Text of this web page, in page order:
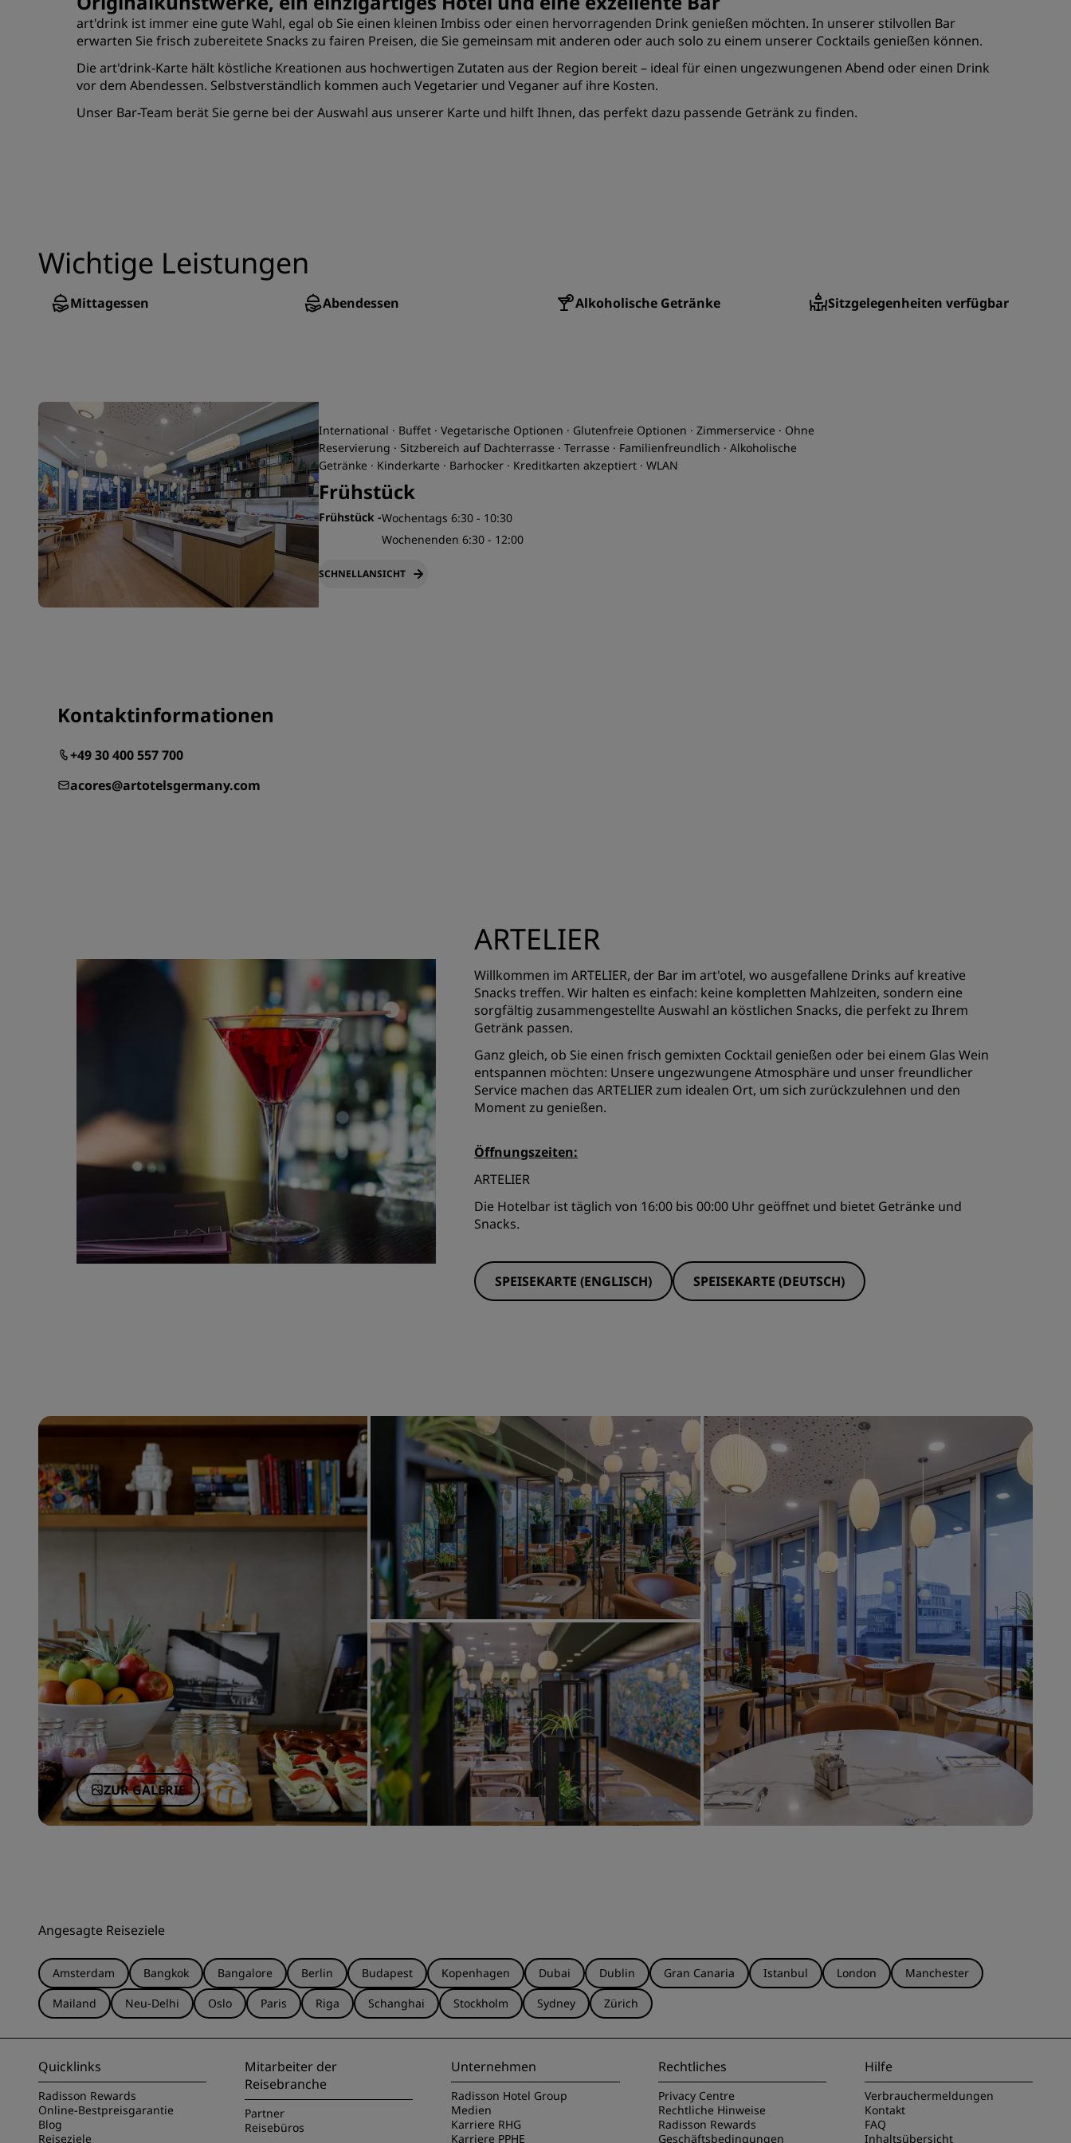
art'drink ist immer eine gute Wahl, egal ob Sie einen kleinen Imbiss oder einen hervorragenden Drink genießen möchten. In unserer stilvollen Bar
erwarten Sie frisch zubereitete Snacks zu fairen Preisen, die Sie gemeinsam mit anderen oder auch solo zu einem unserer Cocktails genießen können.
Die art'drink-Karte hält köstliche Kreationen aus hochwertigen Zutaten aus der Region bereit – ideal für einen ungezwungenen Abend oder einen Drink
vor dem Abendessen. Selbstverständlich kommen auch Vegetarier und Veganer auf ihre Kosten.
Unser Bar-Team berät Sie gerne bei der Auswahl aus unserer Karte und hilft Ihnen, das perfekt dazu passende Getränk zu finden.
Wichtige Leistungen
Mittagessen Abendessen Alkoholische Getränke Sitzgelegenheiten verfügbar
International · Buffet · Vegetarische Optionen · Glutenfreie Optionen · Zimmerservice · Ohne
Reservierung · Sitzbereich auf Dachterrasse · Terrasse · Familienfreundlich · Alkoholische
Getränke · Kinderkarte · Barhocker · Kreditkarten akzeptiert · WLAN
Frühstück
Frühstück -Wochentags 6:30 - 10:30
Wochenenden 6:30 - 12:00
SCHNELLANSICHT
Kontaktinformationen
+49 30 400 557 700
acores@artotelsgermany.com
ARTELIER
Willkommen im ARTELIER, der Bar im art'otel, wo ausgefallene Drinks auf kreative
Snacks treffen. Wir halten es einfach: keine kompletten Mahlzeiten, sondern eine
sorgfältig zusammengestellte Auswahl an köstlichen Snacks, die perfekt zu Ihrem
Getränk passen.
Ganz gleich, ob Sie einen frisch gemixten Cocktail genießen oder bei einem Glas Wein
entspannen möchten: Unsere ungezwungene Atmosphäre und unser freundlicher
Service machen das ARTELIER zum idealen Ort, um sich zurückzulehnen und den
Moment zu genießen.
Öffnungszeiten:
ARTELIER
Die Hotelbar ist täglich von 16:00 bis 00:00 Uhr geöffnet und bietet Getränke und
Snacks.
SPEISEKARTE (ENGLISCH) SPEISEKARTE (DEUTSCH)
ZUR GALERIE
Angesagte Reiseziele
Amsterdam Bangkok Bangalore Berlin Budapest Kopenhagen Dubai Dublin Gran Canaria Istanbul London
Manchester
Mailand
Neu-Delhi Oslo Paris Riga Schanghai Stockholm Sydney Zürich
Quicklinks
Radisson Rewards
Online-Bestpreisgarantie
Blog
Reiseziele
Mitarbeiter der
Reisebranche
Partner
Reisebüros
Unternehmen
Radisson Hotel Group
Medien
Karriere RHG
Karriere PPHE
Rechtliches
Privacy Centre
Rechtliche Hinweise
Radisson Rewards
Geschäftsbedingungen
Hilfe
Verbrauchermeldungen
Kontakt
FAQ
Inhaltsübersicht